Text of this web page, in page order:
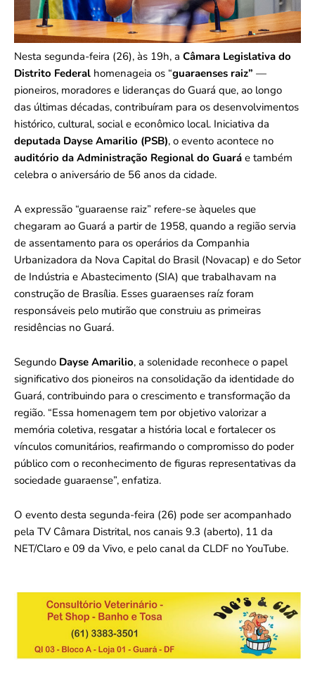
Nesta segunda-feira (26), às 19h, a Câmara Legislativa do
Distrito Federal homenageia os “guaraenses raiz” —
pioneiros, moradores e lideranças do Guará que, ao longo
das últimas décadas, contribuíram para os desenvolvimentos
histórico, cultural, social e econômico local. Iniciativa da
deputada Dayse Amarilio (PSB), o evento acontece no
auditório da Administração Regional do Guará e também
celebra o aniversário de 56 anos da cidade.
A expressão “guaraense raiz” refere-se àqueles que
chegaram ao Guará a partir de 1958, quando a região servia
de assentamento para os operários da Companhia
Urbanizadora da Nova Capital do Brasil (Novacap) e do Setor
de Indústria e Abastecimento (SIA) que trabalhavam na
construção de Brasília. Esses guaraenses raíz foram
responsáveis pelo mutirão que construiu as primeiras
residências no Guará.
Segundo Dayse Amarilio, a solenidade reconhece o papel
significativo dos pioneiros na consolidação da identidade do
Guará, contribuindo para o crescimento e transformação da
região. “Essa homenagem tem por objetivo valorizar a
memória coletiva, resgatar a história local e fortalecer os
vínculos comunitários, reafirmando o compromisso do poder
público com o reconhecimento de figuras representativas da
sociedade guaraense”, enfatiza.
O evento desta segunda-feira (26) pode ser acompanhado
pela TV Câmara Distrital, nos canais 9.3 (aberto), 11 da
NET/Claro e 09 da Vivo, e pelo canal da CLDF no YouTube.